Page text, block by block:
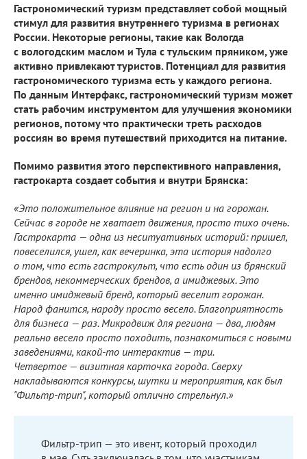
Гастрономический туризм представляет собой мощный
стимул для развития внутреннего туризма в регионах
России. Некоторые регионы, такие как Вологда
с вологодским маслом и Тула с тульским пряником, уже
активно привлекают туристов. Потенциал для развития
гастрономического туризма есть у каждого региона.
По данным Интерфакс, гастрономический туризм может
стать рабочим инструментом для улучшения экономики
регионов, потому что практически треть расходов
россиян во время путешествий приходится на питание.
Помимо развития этого перспективного направления,
гастрокарта создает события и внутри Брянска:
«Это положительное влияние на регион и на горожан.
Сейчас в городе не хватает движения, просто тихо очень.
Гастрокарта — одна из неситуативных историй: пришел,
повеселился, ушел, как вечеринка, эта история надолго
о том, что есть гастрокульт, что есть один из брянский
брендов, некоммерческих брендов, а имиджевых. Это
именно имиджевый бренд, который веселит горожан.
Народ фанится, народу просто весело. Благоприятность
для бизнеса — раз. Микродвиж для региона — два, людям
реально весело просто походить, познакомиться с новыми
заведениями, какой-то интерактив — три.
Четвертое — визитная карточка города. Сверху
накладываются конкурсы, шутки и мероприятия, как был
"Фильтр-трип", который отлично стрельнул.»
Фильтр-трип — это ивент, который проходил